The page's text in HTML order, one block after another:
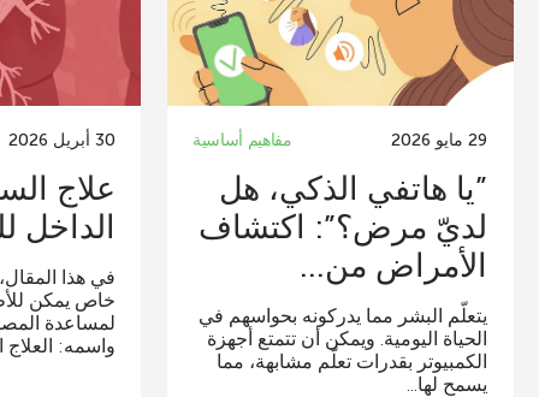
29 مايو 2026 مفاهيم أساسية
”يا هاتفي الذكي، هل
لديّ مرض؟”: اكتشاف
الأمراض من...
يتعلّم البشر مما يدركونه بحواسهم في
الحياة اليومية. ويمكن أن تتمتع أجهزة
الكمبيوتر بقدرات تعلّم مشابهة، مما
يسمح لها...
30 أبريل 2026
علاج
الداخل
في هذا
خاص يمكن
لمساعدة
واسمه: